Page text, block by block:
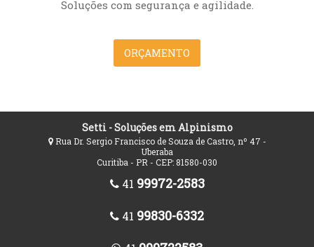
Soluções com segurança e agilidade.
ORÇAMENTO
Setti - Soluções em Alpinismo
Rua Dr. Sergio Francisco de Souza de Castro, nº 47 -
Uberaba
Curitiba - PR - CEP: 81580-030
41 99972-2583
41 99830-6332